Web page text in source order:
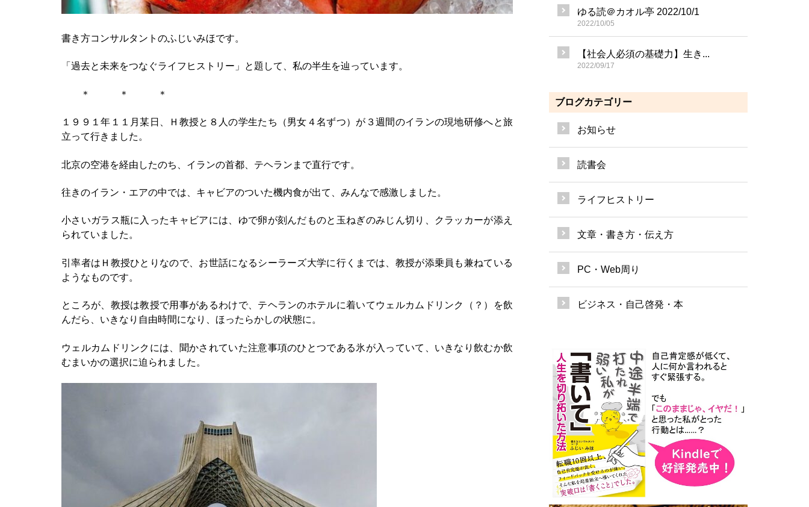
書き方コンサルタントのふじいみほです。
「過去と未来をつなぐライフヒストリー」と題して、私の半生を辿っています。
＊ ＊ ＊
１９９１年１１月某日、Ｈ教授と８人の学生たち（男女４名ずつ）が３週間のイランの現地研修へと旅
立って行きました。
北京の空港を経由したのち、イランの首都、テヘランまで直行です。
往きのイラン・エアの中では、キャビアのついた機内食が出て、みんなで感激しました。
小さいガラス瓶に入ったキャビアには、ゆで卵が刻んだものと玉ねぎのみじん切り、クラッカーが添え
られていました。
引率者はＨ教授ひとりなので、お世話になるシーラーズ大学に行くまでは、教授が添乗員も兼ねている
ようなものです。
ところが、教授は教授で用事があるわけで、テヘランのホテルに着いてウェルカムドリンク（？）を飲
んだら、いきなり自由時間になり、ほったらかしの状態に。
ウェルカムドリンクには、聞かされていた注意事項のひとつである氷が入っていて、いきなり飲むか飲
むまいかの選択に迫られました。
ゆる読＠カオル亭 2022/10/1
2022/10/05
【社会人必須の基礎力】生き...
2022/09/17
ブログカテゴリー
お知らせ
読書会
ライフヒストリー
文章・書き方・伝え方
PC・Web周り
ビジネス・自己啓発・本